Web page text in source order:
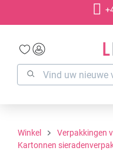
Winkel
Verpakkingen
Kartonnen